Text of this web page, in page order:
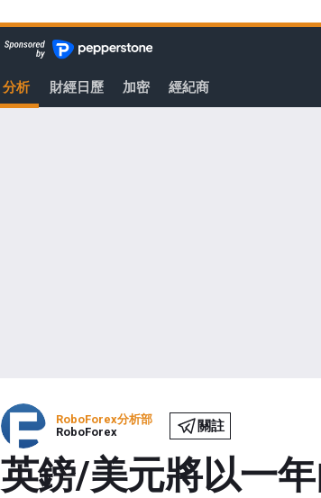
分析 財經日歷 加密 經紀商
RoboForex分析部
RoboForex
關註
英鎊/美元將以一